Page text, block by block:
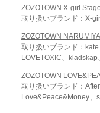
ZOZOTOWN X-girl
取り扱いブランド：X-
ZOZOTOWN
取り扱いブランド：
LOVETOXIC、
ZOZOTOWN
取り扱いブランド：
Love&Peace&Money、